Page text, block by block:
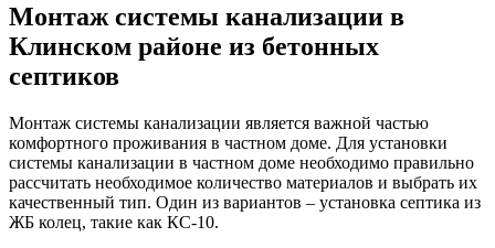
Монтаж системы канализации в
Клинском районе из бетонных
септиков
Монтаж системы канализации является важной частью
комфортного проживания в частном доме. Для установки
системы канализации в частном доме необходимо правильно
рассчитать необходимое количество материалов и выбрать их
качественный тип. Один из вариантов – установка септика из
ЖБ колец, такие как КС-10.